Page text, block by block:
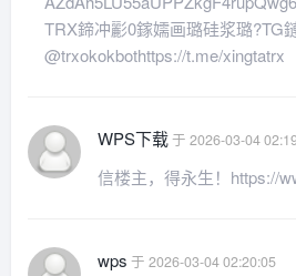
TRX鍗冲彲0鎵嬬画璐硅浆璐?TG
@trxokokbothttps://t.me/xingtatrx
WPS下载于 2026-03-04
信楼主，得永生！https://
wps 于 2026-03-04 02:20:05